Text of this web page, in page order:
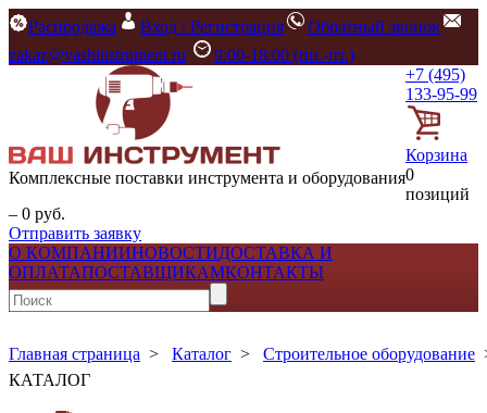
Распродажа Вход / Регистрация
Обратный звонок
zakaz@vashinstrument.ru
9:00-18:00 (пн.-пт.)
Комплексные поставки инструмента и оборудования
+7 (495)
133-95-99
Корзина
0
позиций
– 0 руб.
Отправить заявку
О КОМПАНИИНОВОСТИДОСТАВКА И
ОПЛАТАПОСТАВЩИКАМКОНТАКТЫ
Главная страница > Каталог > Строительное оборудование
КАТАЛОГ